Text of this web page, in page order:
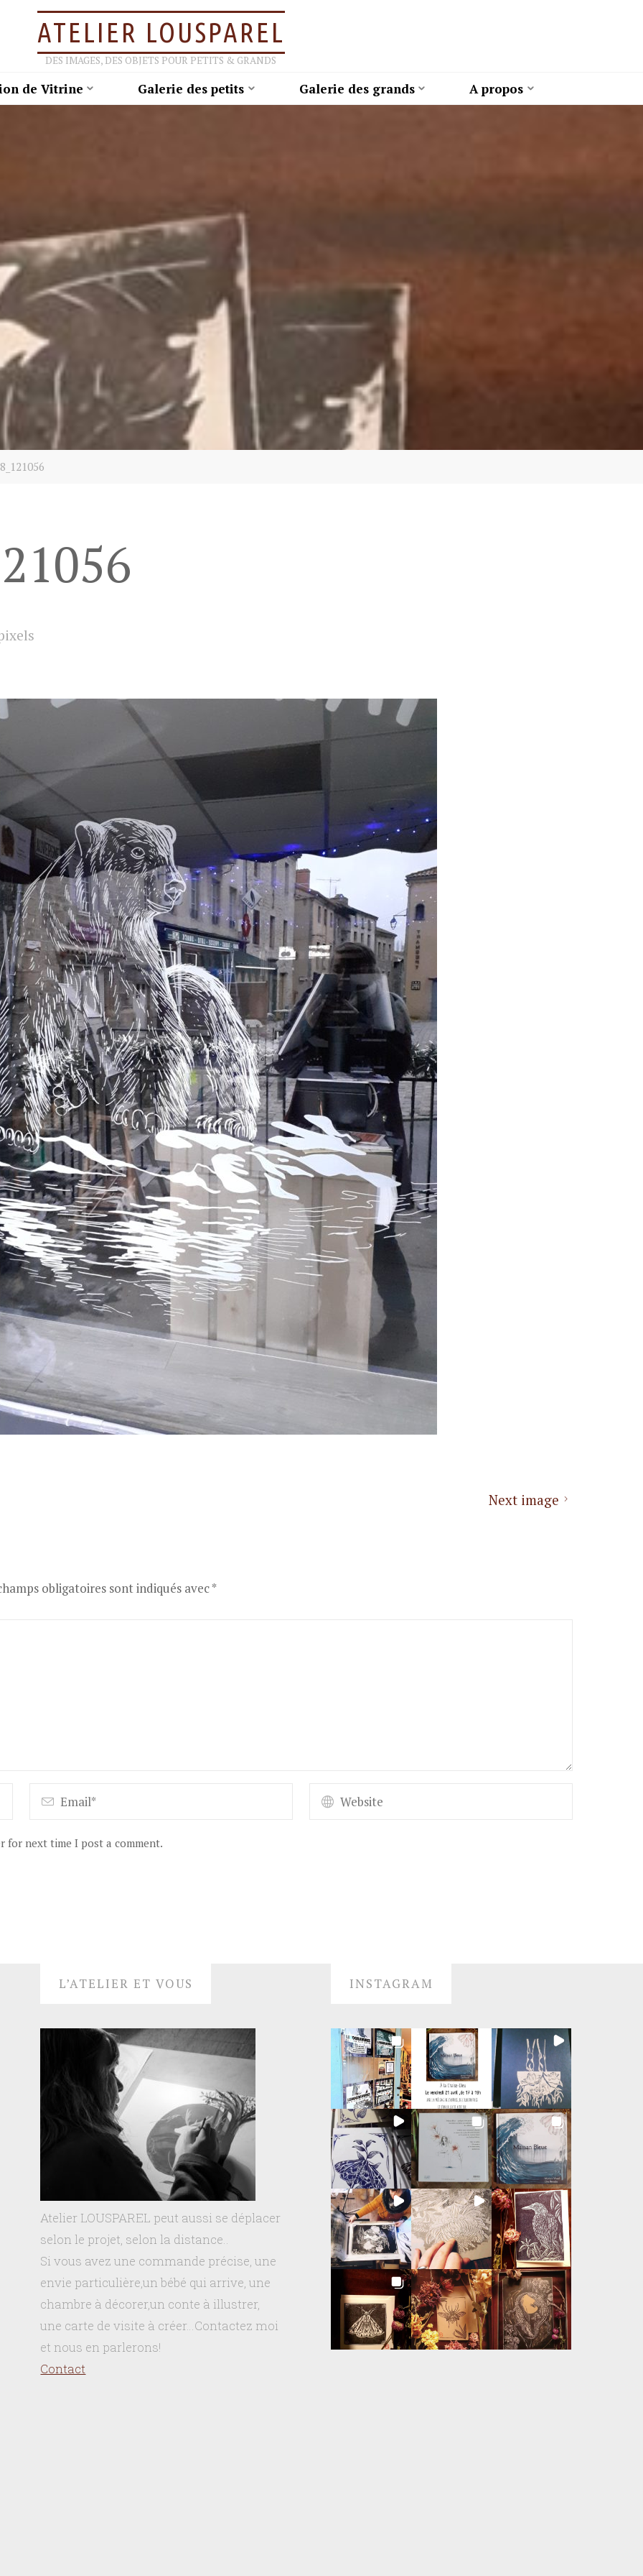
ATELIER LOUSPAREL
DES IMAGES, DES OBJETS POUR PETITS & GRANDS
de Vitrine Galerie des petits Galerie des grands A propos
Next image
obligatoires sont indiqués avec*
for next time I post a comment.
L’ATELIER ET VOUS
Atelier LOUSPAREL peut aussi se déplacer
selon le projet, selon la distance..
Si vous avez une commande précise, une
envie particulière,un bébé qui arrive, une
chambre à décorer,un conte à illustrer,
une carte de visite à créer…Contactez moi
et nous en parlerons!
Contact
INSTAGRAM